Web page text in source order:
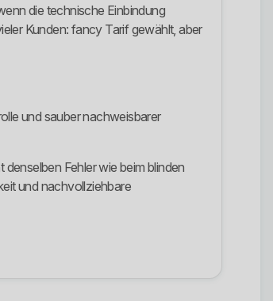
die technische Einbindung
Kunden: fancy Tarif gewählt, aber
und sauber nachweisbarer
Fehler wie beim blinden
und nachvollziehbare